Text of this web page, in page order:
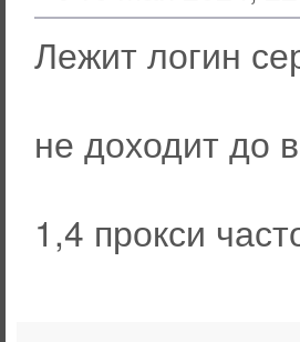
Лежит логин
не доходит до
1,4 прокси